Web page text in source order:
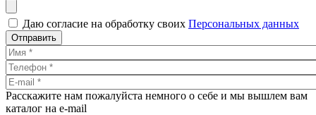
Даю согласие на обработку своих Персональных данных
Отправить
Расскажите нам пожалуйста немного о себе и мы вышлем вам
каталог на e-mail